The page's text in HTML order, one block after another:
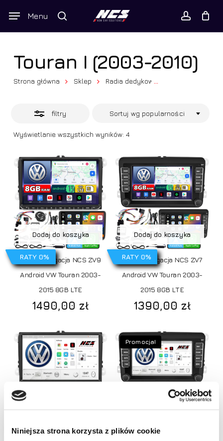
Niniejsza strona korzysta z plików cookie
Wyszukiwarka
produktów
search account
Menu
Twój koszyk Close
Touran I (2003-2010)
Strona główna Sklep Radia dedykowane ...
filtry
Wyświetlanie wszystkich wyników: 4Posortowane
Sortuj wg popularności
Close
RATY 0%
Dodaj do koszyka
Radio Nawigacja NCS ZV9
Android VW Touran 2003-
2015 8GB LTE
1490,00 zł
RATY 0%
Dodaj do koszyka
Radio Nawigacja NCS ZV7
Android VW Touran 2003-
2015 8GB LTE
1390,00 zł
RATY 0%
Dodaj do koszyka
Radio Nawigacja NCS P4V9
Promocja!
RATY 0%
Dodaj do koszyka
Radio Nawigacja NCS P4V7